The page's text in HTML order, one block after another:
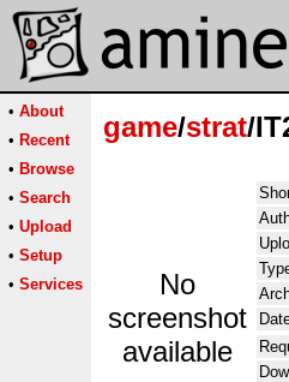
• About
• Recent
• Browse
• Search
• Upload
• Setup
• Services
game/strat/
No
screenshot
available